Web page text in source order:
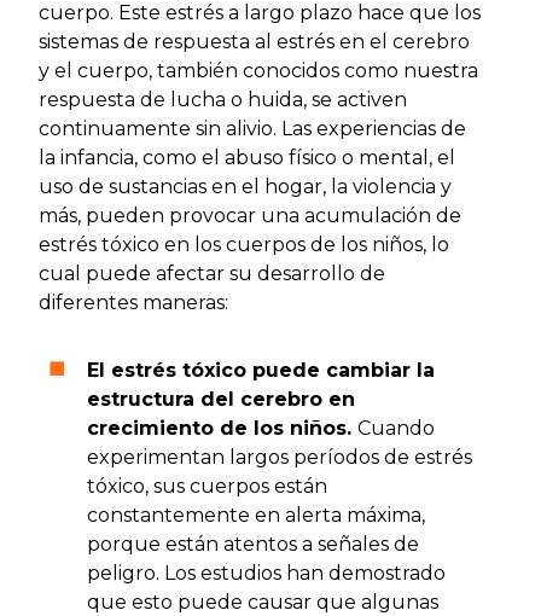
cuerpo. Este estrés a largo plazo hace que los
sistemas de respuesta al estrés en el cerebro
y el cuerpo, también conocidos como nuestra
respuesta de lucha o huida, se activen
continuamente sin alivio. Las experiencias de
la infancia, como el abuso físico o mental, el
uso de sustancias en el hogar, la violencia y
más, pueden provocar una acumulación de
estrés tóxico en los cuerpos de los niños, lo
cual puede afectar su desarrollo de
diferentes maneras:
El estrés tóxico puede cambiar la
estructura del cerebro en
crecimiento de los niños. Cuando
experimentan largos períodos de estrés
tóxico, sus cuerpos están
constantemente en alerta máxima,
porque están atentos a señales de
peligro. Los estudios han demostrado
que esto puede causar que algunas